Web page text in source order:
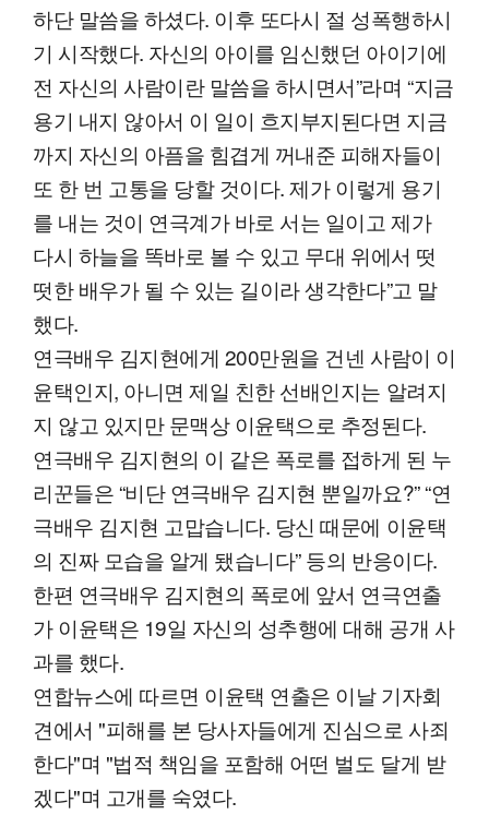
하단 말씀을 하셨다. 이후 또다시 절 성폭행하시
기 시작했다. 자신의 아이를 임신했던 아이기에
전 자신의 사람이란 말씀을 하시면서”라며 “지금
용기 내지 않아서 이 일이 흐지부지된다면 지금
까지 자신의 아픔을 힘겹게 꺼내준 피해자들이
또 한 번 고통을 당할 것이다. 제가 이렇게 용기
를 내는 것이 연극계가 바로 서는 일이고 제가
다시 하늘을 똑바로 볼 수 있고 무대 위에서 떳
떳한 배우가 될 수 있는 길이라 생각한다”고 말
했다.
연극배우 김지현에게 200만원을 건넨 사람이 이
윤택인지, 아니면 제일 친한 선배인지는 알려지
지 않고 있지만 문맥상 이윤택으로 추정된다.
연극배우 김지현의 이 같은 폭로를 접하게 된 누
리꾼들은 “비단 연극배우 김지현 뿐일까요?” “연
극배우 김지현 고맙습니다. 당신 때문에 이윤택
의 진짜 모습을 알게 됐습니다” 등의 반응이다.
한편 연극배우 김지현의 폭로에 앞서 연극연출
가 이윤택은 19일 자신의 성추행에 대해 공개 사
과를 했다.
연합뉴스에 따르면 이윤택 연출은 이날 기자회
견에서 "피해를 본 당사자들에게 진심으로 사죄
한다"며 "법적 책임을 포함해 어떤 벌도 달게 받
겠다"며 고개를 숙였다.